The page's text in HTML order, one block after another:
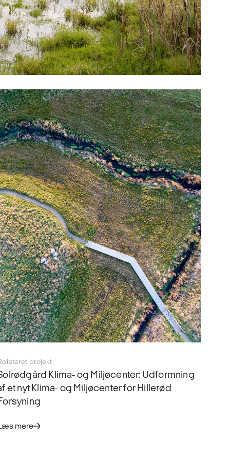
projekt
Klima- og Miljøcenter: Udformning
et nyt Klima- og Miljøcenter for Hillerød
mere